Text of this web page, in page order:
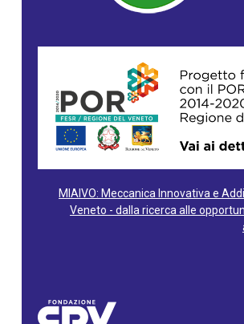
MIAIVO: Meccanica Innovativa e
Veneto - dalla ricerca alle